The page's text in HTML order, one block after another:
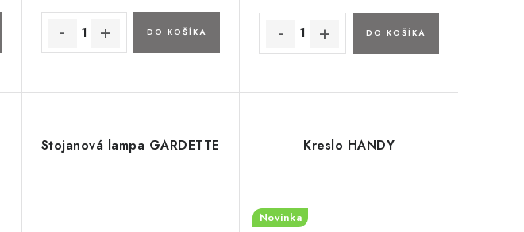
DO KOŠÍKA DO KOŠÍKA
Stojanová lampa GARDETTE Kreslo HANDY
Novinka